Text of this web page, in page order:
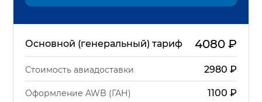
Основной (генеральный) тариф 4080₽
Стоимость авиадоставки 2980 ₽
Оформление AWB (ГАН) 1100 ₽